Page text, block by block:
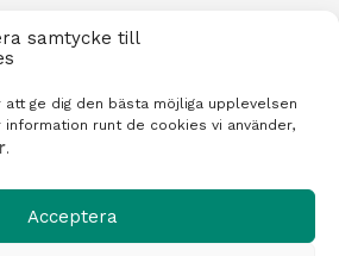
samtycke till
ge dig den bästa möjliga upplevelsen
information runt de cookies vi använder,
.
Acceptera
Integritetspolicy
Visselblåsning